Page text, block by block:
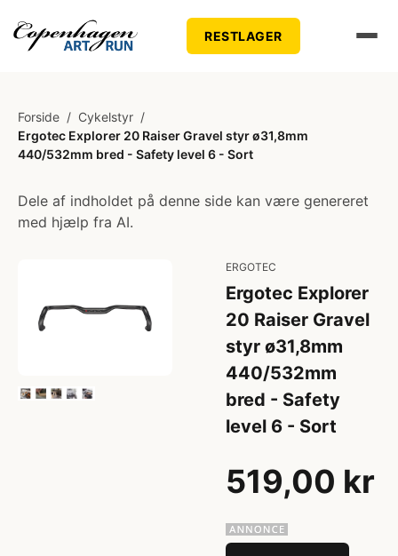
RESTLAGER
Forside / Cykelstyr /
Ergotec Explorer 20 Raiser Gravel styr ø31,8mm
440/532mm bred - Safety level 6 - Sort
Dele af indholdet på denne side kan være genereret
med hjælp fra AI.
ERGOTEC
Ergotec Explorer
20 Raiser Gravel
styr ø31,8mm
440/532mm
bred - Safety
level 6 - Sort
519,00 kr